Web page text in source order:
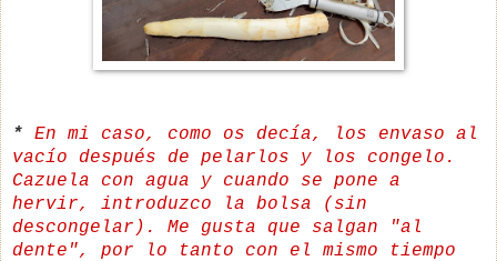
*
En mi caso, como os decía, los envaso al
vacío después de pelarlos y los congelo.
Cazuela con agua y cuando se pone a
hervir, introduzco la bolsa (sin
descongelar). Me gusta que salgan "al
dente", por lo tanto con el mismo tiempo